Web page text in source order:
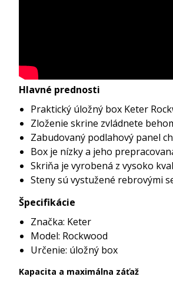
Hlavné prednosti
Praktický úložný box Keter
Zloženie skrine zvládnete
Zabudovaný podlahový panel
Box je nízky a jeho
Skriňa je vyrobená z vysoko
Steny sú vystužené rebrovými
Špecifikácie
Značka: Keter
Model: Rockwood
Určenie: úložný box
Kapacita a maximálna záťaž